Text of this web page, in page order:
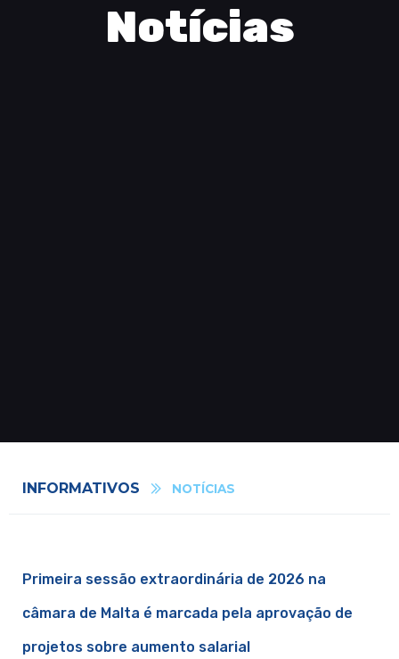
Notícias
INFORMATIVOS NOTÍCIAS
Primeira sessão extraordinária de 2026 na
câmara de Malta é marcada pela aprovação de
projetos sobre aumento salarial